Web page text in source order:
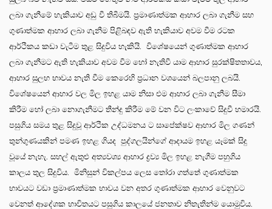
ලබා ගැනීමේ හැකියාව අඩු වී තිබීමයි. ප්‍රමාණාත්මක ආහාර ලබා ගැනීම සහ
ගුණාත්මක ආහාර ලබා ගැනීම පිළිබඳව ඇති හැකියාව අවම වීම රටක
ආර්ථිකය කඩා වැටීම තුළ සිදුවිය හැකියි. විශේෂයෙන් ගුණාත්මක ආහාර
ලබා ගැනීමට ඇති හැකියාව අවම වීම හෝ නැතිවී යාම ආහාර සුරක්ෂිතතාවය,
ආහාර සුලභ භාවය නැති වීම කෙරෙහි ප්‍රධාන වශයෙන් බලපානු ලබයි.
විශේෂයෙන් ආහාර වල මිල ඉහළ යාම නිසා එම ආහාර ලබා ගැනීම සීමා
කිරීම හෝ ලබා නොගැනීමට තීන්දු කිරීම මේ වන විට ලංකාවේ සිදුවී හමාරයි.
පසුගිය සමය තුළ සිදුවූ ආර්ථික උද්ධමනය ට සාපේක්ෂව ආහාර මිල ගණන්
තුන්ගුණයකින් පමණ ඉහළ ගියද පුද්ගලයින්ගේ ආදායම ඉහළ යෑමක් සිදු
වූයේ නැහැ. සහල් ඇතුළු අත්‍යවශ්‍ය ආහාර ද්‍රව්‍ය මිල ඉහළ නැගීම පහුගිය
කාලය තුල සිදුවිය. මිනිසුන් විකල්පය ලෙස තෝරා ගත්තේ ගුණාත්මක
භාවයට වඩා ප්‍රමාණාත්මක භාවය වන අතර ගුණාත්මක ආහාර වෙනුවට
වෙනත් ආදේශක භාවිතයට පසුගිය කාලයේ ජනතාව නිතැතින්ම යොමුවිය.